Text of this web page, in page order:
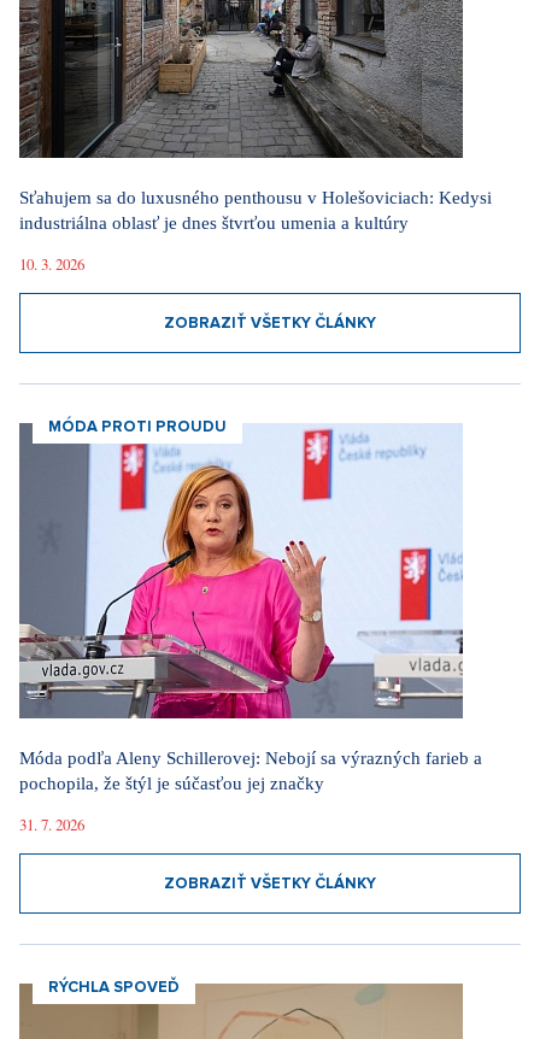
Sťahujem sa do luxusného penthousu v Holešoviciach: Kedysi
industriálna oblasť je dnes štvrťou umenia a kultúry
10. 3. 2026
ZOBRAZIŤ VŠETKY ČLÁNKY
MÓDA PROTI PROUDU
Móda podľa Aleny Schillerovej: Nebojí sa výrazných farieb a
pochopila, že štýl je súčasťou jej značky
31. 7. 2026
ZOBRAZIŤ VŠETKY ČLÁNKY
RÝCHLA SPOVEĎ